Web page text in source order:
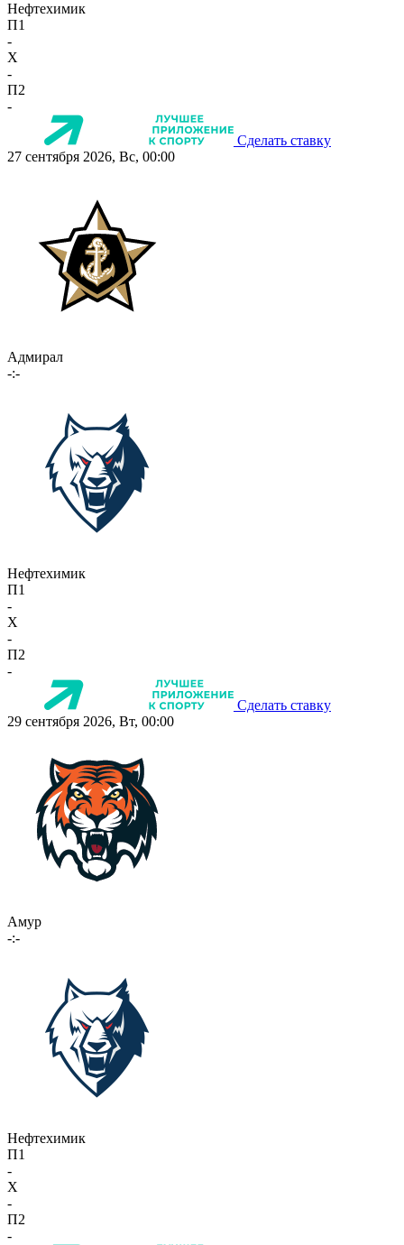
Нефтехимик
П1
-
X
-
П2
-
Сделать ставку
27 сентября 2026, Вс, 00:00
Адмирал
-:-
Нефтехимик
П1
-
X
-
П2
-
Сделать ставку
29 сентября 2026, Вт, 00:00
Амур
-:-
Нефтехимик
П1
-
X
-
П2
-